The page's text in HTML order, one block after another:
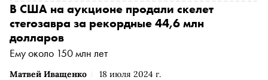
Матвей Иващенко 18 июля 2024 г.
В США на аукционе продали скелет
стегозавра за рекордные 44,6 млн
долларов
Ему около 150 млн лет